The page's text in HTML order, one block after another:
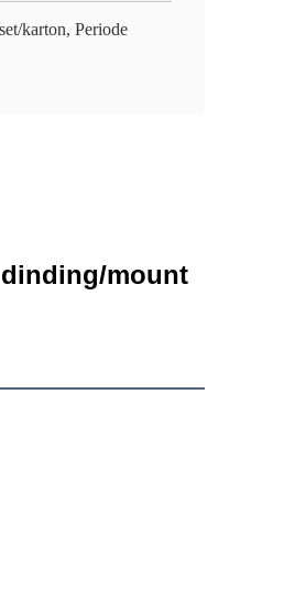
karton, Periode
mount